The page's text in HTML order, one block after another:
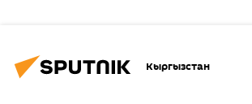
Кыргызстан